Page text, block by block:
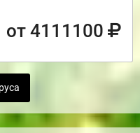
от 4111100